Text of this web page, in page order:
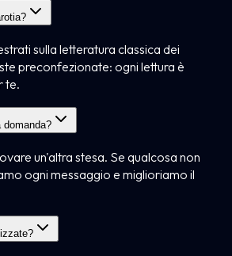
sulla letteratura classica dei
preconfezionate: ogni lettura è
te.
domanda?
un'altra stesa. Se qualcosa non
ogni messaggio e miglioriamo il